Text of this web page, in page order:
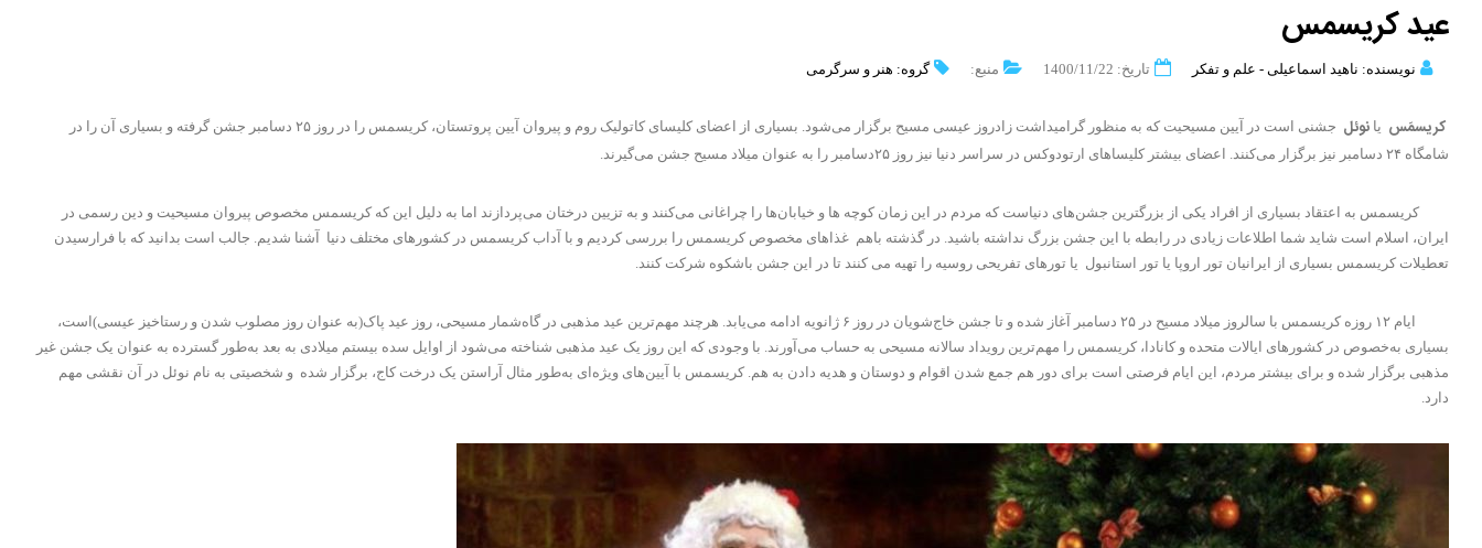
عید کریسمس
نویسنده: ناهید اسماعیلی - علم و تفکر تاریخ: 1400/11/22 منبع: گروه: هنر و سرگرمی
کریسمَس یا نوئل
جشنی است در آیین مسیحیت که به منظور گرامیداشت زادروز عیسی مسیح برگزار می‌شود. بسیاری از اعضای کلیسای کاتولیک روم و پیروان آیین پروتستان، کریسمس را در روز ۲۵ دسامبر جشن گرفته و بسیاری آن را در
شامگاه ۲۴ دسامبر نیز برگزار می‌کنند. اعضای بیشتر کلیساهای ارتودوکس در سراسر دنیا نیز روز ۲۵دسامبر را به عنوان میلاد مسیح جشن می‌گیرند.
کریسمس به اعتقاد بسیاری از افراد یکی از بزرگترین جشن‌های دنیاست که مردم در این زمان کوچه ها و خیابان‌ها را چراغانی می‌کنند و به تزیین درختان می‌پردازند اما به دلیل این که کریسمس مخصوص پیروان مسیحیت و دین رسمی در
ایران، اسلام است شاید شما اطلاعات زیادی در رابطه با این جشن بزرگ نداشته باشید. در گذشته باهم غذاهای مخصوص کریسمس را بررسی کردیم و با آداب کریسمس در کشورهای مختلف دنیا آشنا شدیم. جالب است بدانید که با فرارسیدن
تعطیلات کریسمس بسیاری از ایرانیان تور اروپا یا تور استانبول یا تورهای تفریحی روسیه را تهیه می کنند تا در این جشن باشکوه شرکت کنند.
ایام ۱۲ روزه کریسمس با سالروز میلاد مسیح در ۲۵ دسامبر آغاز شده و تا جشن خاج‌شویان در روز ۶ ژانویه ادامه می‌یابد. هرچند مهم‌ترین عید مذهبی در گاه‌شمار مسیحی، روز عید پاک(به عنوان روز مصلوب شدن و رستاخیز عیسی)است،
بسیاری به‌خصوص در کشورهای ایالات متحده و کانادا، کریسمس را مهم‌ترین رویداد سالانه مسیحی به حساب می‌آورند. با وجودی که این روز یک عید مذهبی شناخته می‌شود از اوایل سده بیستم میلادی به بعد به‌طور گسترده به عنوان یک جشن غیر
مذهبی برگزار شده و برای بیشتر مردم، این ایام فرصتی است برای دور هم جمع شدن اقوام و دوستان و هدیه دادن به هم. کریسمس با آیین‌های ویژه‌ای به‌طور مثال آراستن یک درخت کاج، برگزار شده و شخصیتی به نام نوئل در آن نقشی مهم
دارد.